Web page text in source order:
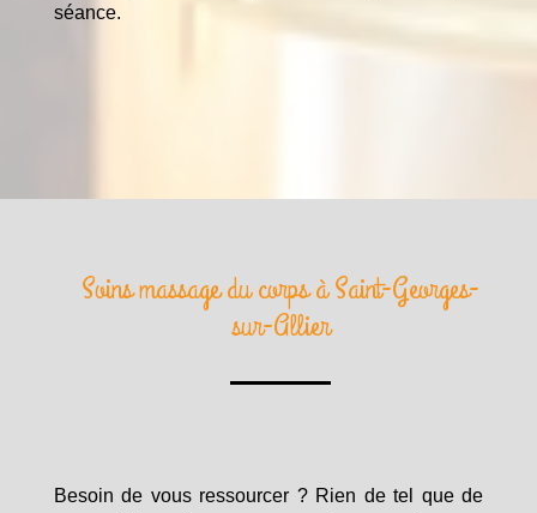
séance.
Soins massage du corps à Saint-Georges-
sur-Allier
Besoin de vous ressourcer ? Rien de tel que de